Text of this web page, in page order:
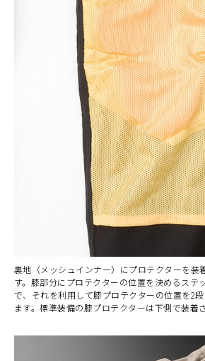
裏地（メッシュインナー）にプロテクターを装
す。膝部分にプロテクターの位置を決めるステ
で、それを利用して膝プロテクターの位置を2
ます。標準装備の膝プロテクターは下側で装着